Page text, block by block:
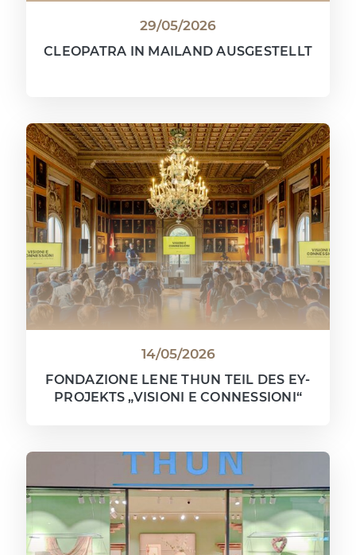
29/05/2026
CLEOPATRA IN MAILAND AUSGESTELLT
14/05/2026
FONDAZIONE LENE THUN TEIL DES EY-
PROJEKTS „VISIONI E CONNESSIONI“